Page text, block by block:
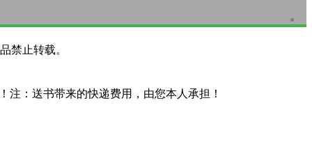
禁止转载。
：送书带来的快递费用，由您本人承担！